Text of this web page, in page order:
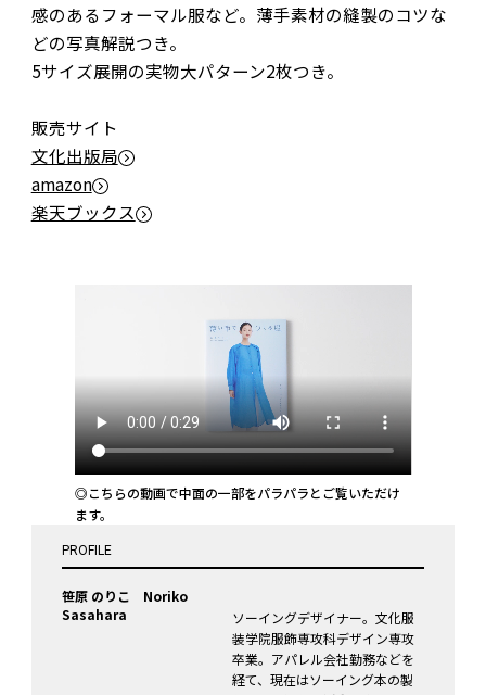
感のあるフォーマル服など。薄手素材の縫製のコツな
どの写真解説つき。
5サイズ展開の実物大パターン2枚つき。
販売サイト
文化出版局
amazon
楽天ブックス
◎こちらの動画で中面の一部をパラパラとご覧いただけ
ます。
PROFILE
笹原 のりこ Noriko
Sasahara
ソーイングデザイナー。文化服
装学院服飾専攻科デザイン専攻
卒業。アパレル会社勤務などを
経て、現在はソーイング本の製